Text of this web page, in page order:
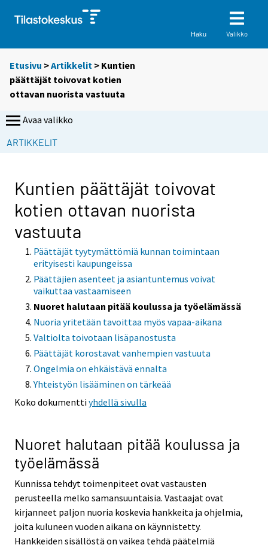
Haku Valikko
Etusivu >Artikkelit > Kuntien
päättäjät toivovat kotien
ottavan nuorista vastuuta
Avaa valikko
ARTIKKELIT
Kuntien päättäjät toivovat
kotien ottavan nuorista
vastuuta
Päättäjät tyytymättömiä kunnan toimintaan
erityisesti kaupungeissa
Päättäjien asenteet ja asiantuntemus voivat
vaikuttaa vastaamiseen
Nuoret halutaan pitää koulussa ja työelämässä
Nuoria yritetään tavoittaa myös vapaa-aikana
Valtiolta toivotaan lisäpanostusta
Päättäjät korostavat vanhempien vastuuta
Ongelmia on ehkäistävä ennalta
Yhteistyön lisääminen on tärkeää
Koko dokumenttiyhdellä sivulla
Nuoret halutaan pitää koulussa ja
työelämässä
Kunnissa tehdyt toimenpiteet ovat vastausten
perusteella melko samansuuntaisia. Vastaajat ovat
kirjanneet paljon nuoria koskevia hankkeita ja ohjelmia,
joita kuluneen vuoden aikana on käynnistetty.
Hankkeiden sisällöstä on vaikea tehdä päätelmiä